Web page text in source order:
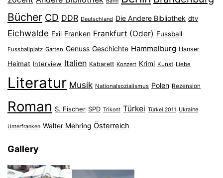
Bücher CD DDR Deutschland Die Andere Bibliothek dtv
Eichwalde Exil Franken Frankfurt (Oder) Fussball
Fussballplatz Garten Genuss Geschichte Hammelburg Hanser
Heimat Interview Italien Kabarett Konzert Krimi Kunst Liebe
Literatur Musik Nationalsozialismus Polen Rezension
Roman S. Fischer SPD Trikont Türkei Türkei 2011 Ukraine
Unterfranken Walter Mehring Österreich
Gallery